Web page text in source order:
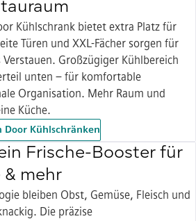
Kühlschrank bietet extra Platz für
Türen und XXL-Fächer sorgen für
Großzügiger Kühlbereich
unten – für komfortable
Organisation. Mehr Raum und
Küche.
Door Kühlschränken
Frische-Booster für
& mehr
bleiben Obst, Gemüse, Fleisch und
Die präzise